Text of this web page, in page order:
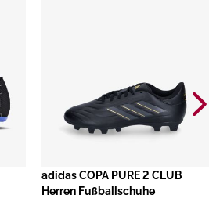
adidas COPA PURE 2 CLUB
Herren Fußballschuhe